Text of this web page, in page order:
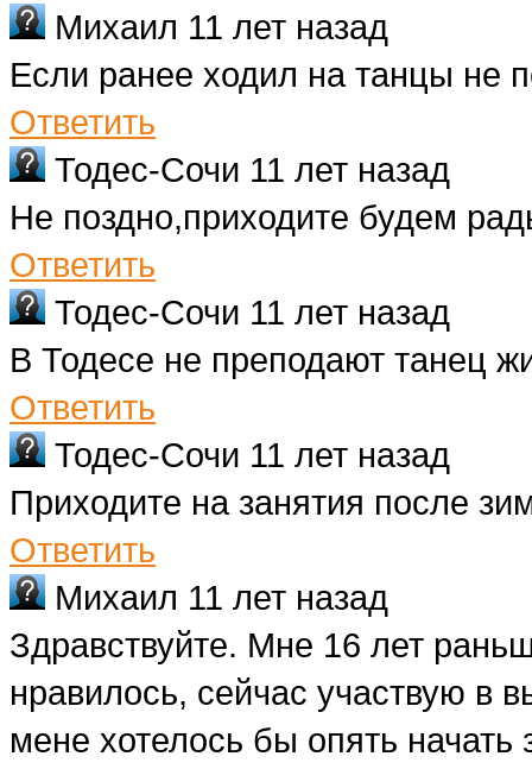
Михаил 11 лет назад
Если ранее ходил на танцы не
Ответить
Тодес-Сочи 11 лет назад
Не поздно,приходите будем
Ответить
Тодес-Сочи 11 лет назад
В Тодесе не преподают танец
Ответить
Тодес-Сочи 11 лет назад
Приходите на занятия после
Ответить
Михаил 11 лет назад
Здравствуйте. Мне 16 лет
нравилось, сейчас участвую в
мене хотелось бы опять начать